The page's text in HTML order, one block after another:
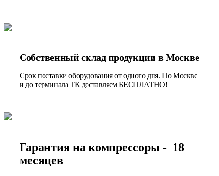
Собственный склад продукции в Москве
Срок поставки оборудования от одного дня. По Москве
и до терминала ТК доставляем БЕСПЛАТНО!
Гарантия на компрессоры - 18
месяцев